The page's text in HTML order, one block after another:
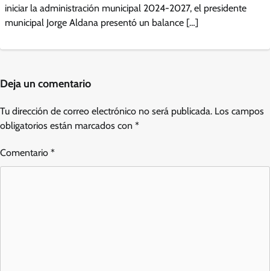
iniciar la administración municipal 2024-2027, el presidente
municipal Jorge Aldana presentó un balance […]
Deja un comentario
Tu dirección de correo electrónico no será publicada. Los campos
obligatorios están marcados con *
Comentario *